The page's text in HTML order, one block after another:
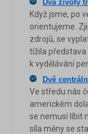
Dva životy
Když jsme, po
orientujeme.
zdrojů, se
tížila představa
k vydělávání
Dvě
Ve středu nás
americkém
se nemusí líbit
síla měny se